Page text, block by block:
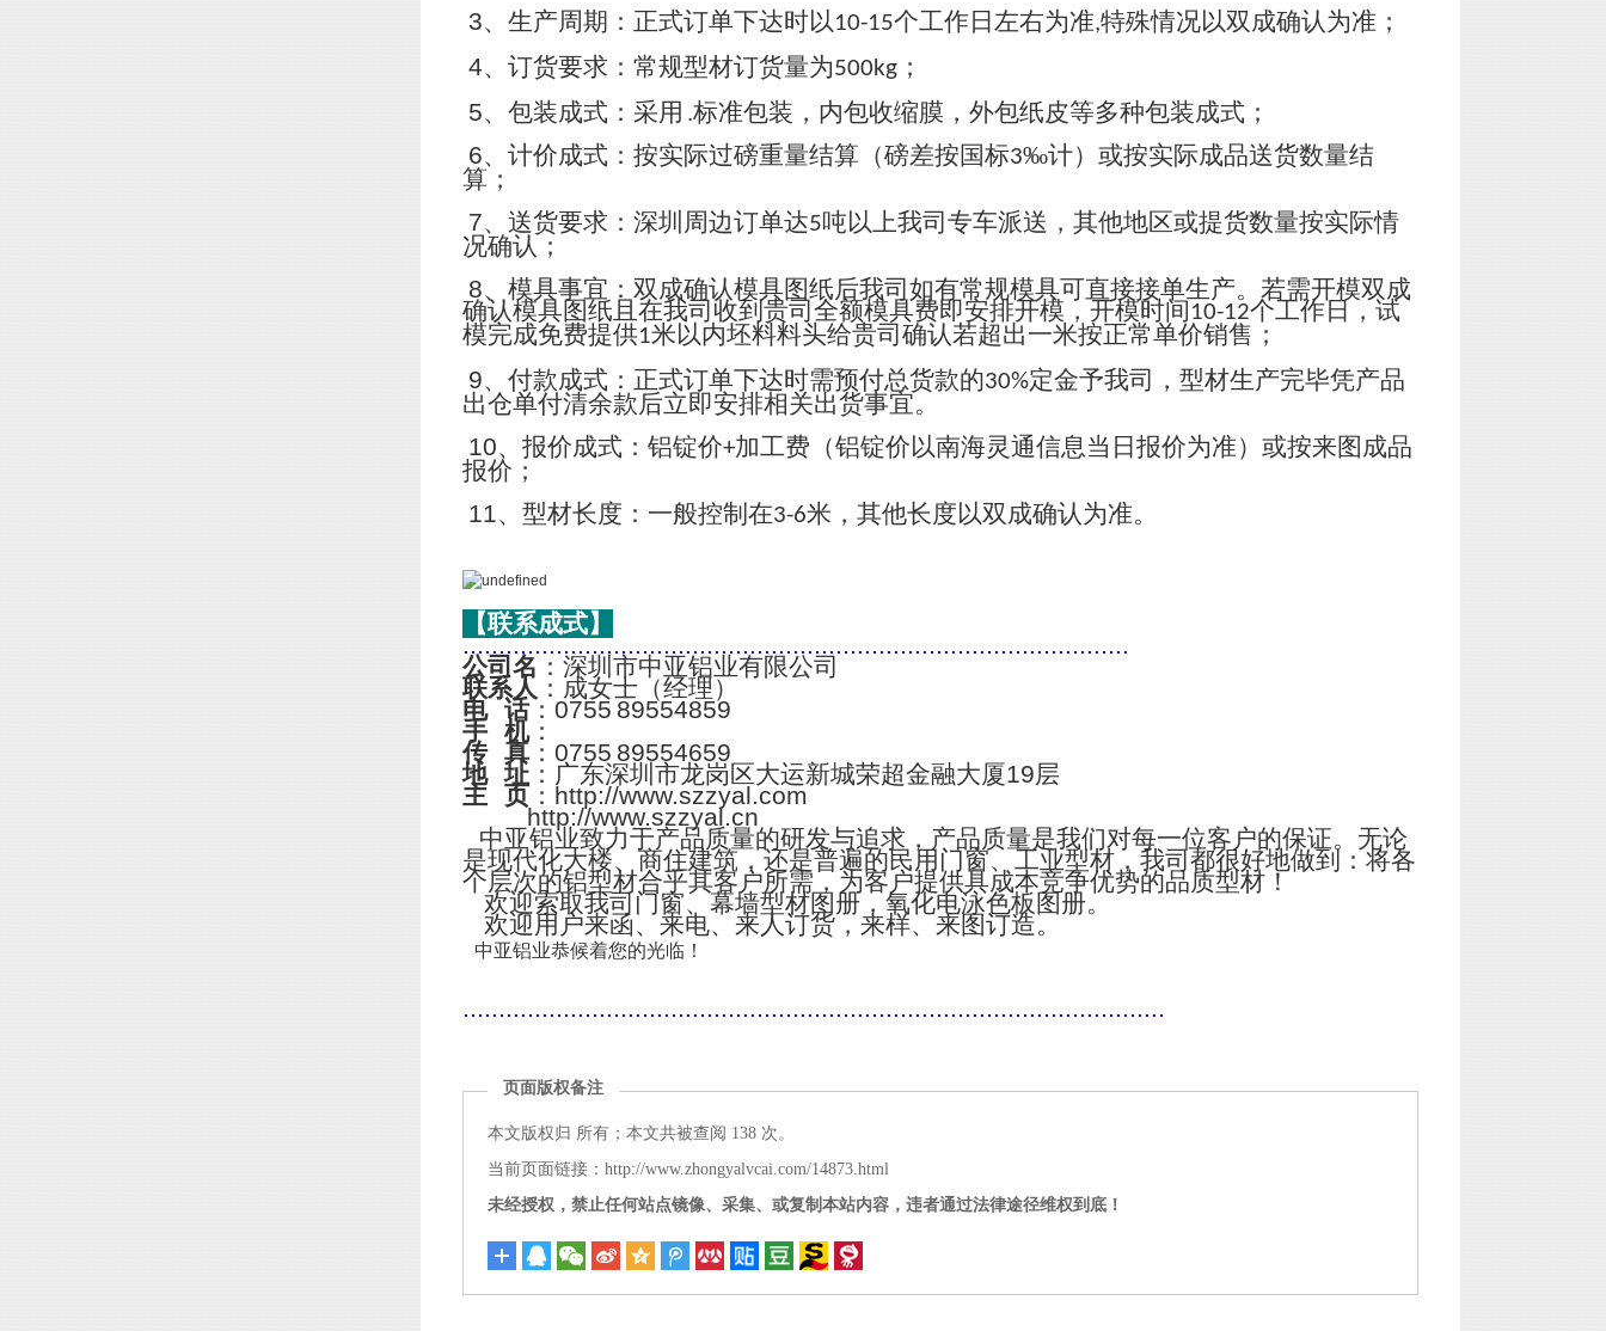
3、生产周期：正式订单下达时以10-15个工作日左右为准,特殊情况以双成确认为准；
4、订货要求：常规型材订货量为500kg；
5、包装成式：采用 .标准包装，内包收缩膜，外包纸皮等多种包装成式；
6、计价成式：按实际过磅重量结算（磅差按国标3‰计）或按实际成品送货数量结
算；
7、送货要求：深圳周边订单达5吨以上我司专车派送，其他地区或提货数量按实际情
况确认；
8、模具事宜：双成确认模具图纸后我司如有常规模具可直接接单生产。若需开模双成
确认模具图纸且在我司收到贵司全额模具费即安排开模，开模时间10-12个工作日，试
模完成免费提供1米以内坯料料头给贵司确认若超出一米按正常单价销售；
9、付款成式：正式订单下达时需预付总货款的30%定金予我司，型材生产完毕凭产品
出仓单付清余款后立即安排相关出货事宜。
10、报价成式：铝锭价+加工费（铝锭价以南海灵通信息当日报价为准）或按来图成品
报价；
11、型材长度：一般控制在3-6米，其他长度以双成确认为准。
【联系成式】
.............................................................................................
公司名 ：深圳市中亚铝业有限公司
联系人 ：成女士（经理）
电 话：0755 89554859
手 机：
传 真：0755 89554659
地 址：广东深圳市龙岗区大运新城荣超金融大厦19层
主 页：http://www.szzyal.com
http://www.szzyal.cn
中亚铝业致力于产品质量的研发与追求，产品质量是我们对每一位客户的保证。无论
是现代化大楼、商住建筑，还是普遍的民用门窗、工业型材，我司都很好地做到：将各
个层次的铝型材合乎其客户所需，为客户提供具成本竞争优势的品质型材！
欢迎索取我司门窗、幕墙型材图册，氧化电泳色板图册。
欢迎用户来函、来电、来人订货，来样、来图订造。
中亚铝业恭候着您的光临！
..................................................................................................
页面版权备注
本文版权归 所有；本文共被查阅 138 次。
当前页面链接：http://www.zhongyalvcai.com/14873.html
未经授权，禁止任何站点镜像、采集、或复制本站内容，违者通过法律途径维权到底！